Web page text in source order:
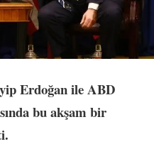
Erdoğan ile ABD
bu akşam bir